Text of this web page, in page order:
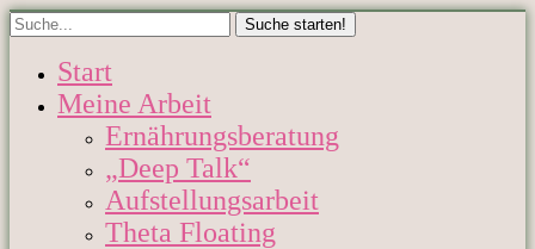
Start
Meine Arbeit
Ernährungsberatung
„Deep Talk“
Aufstellungsarbeit
Theta Floating